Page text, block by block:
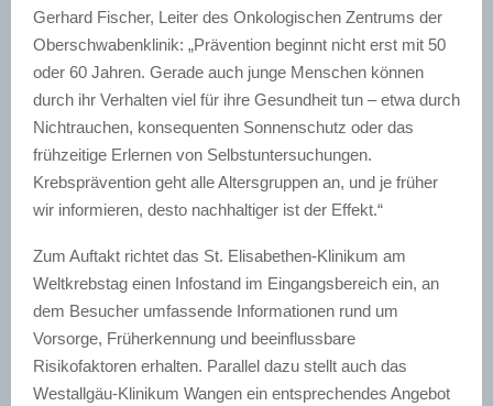
Gerhard Fischer, Leiter des Onkologischen Zentrums der
Oberschwabenklinik: „Prävention beginnt nicht erst mit 50
oder 60 Jahren. Gerade auch junge Menschen können
durch ihr Verhalten viel für ihre Gesundheit tun – etwa durch
Nichtrauchen, konsequenten Sonnenschutz oder das
frühzeitige Erlernen von Selbstuntersuchungen.
Krebsprävention geht alle Altersgruppen an, und je früher
wir informieren, desto nachhaltiger ist der Effekt.“
Zum Auftakt richtet das St. Elisabethen-Klinikum am
Weltkrebstag einen Infostand im Eingangsbereich ein, an
dem Besucher umfassende Informationen rund um
Vorsorge, Früherkennung und beeinflussbare
Risikofaktoren erhalten. Parallel dazu stellt auch das
Westallgäu-Klinikum Wangen ein entsprechendes Angebot